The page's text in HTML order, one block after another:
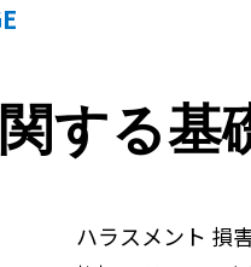
する基
ハラスメント 損